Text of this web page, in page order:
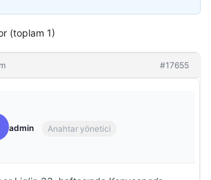
(toplam 1)
#17655
admin Anahtar yönetici